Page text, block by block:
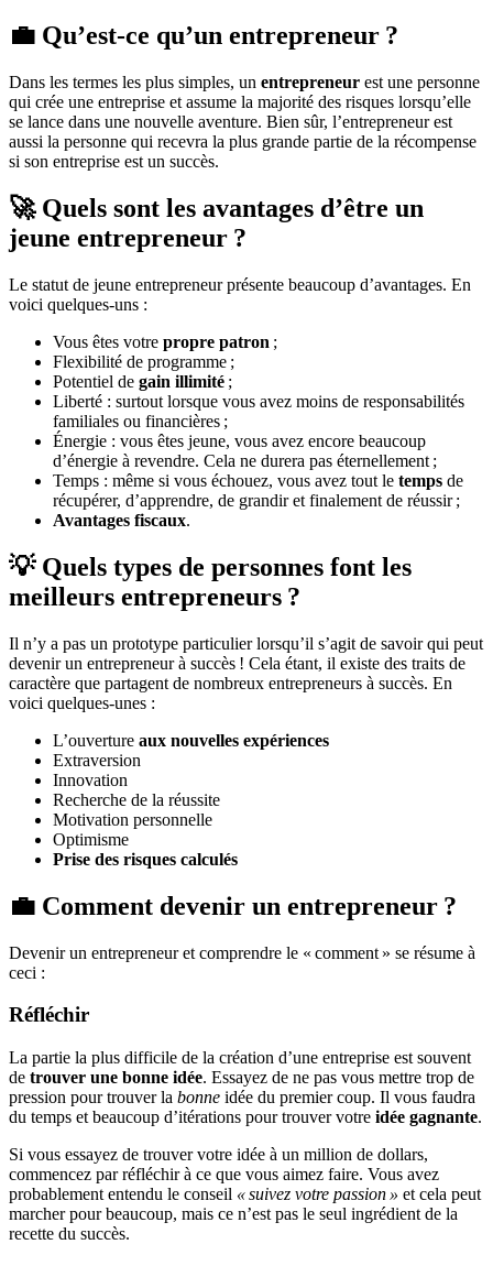
💼 Qu’est-ce qu’un entrepreneur ?
Dans les termes les plus simples, un entrepreneur est une personne
qui crée une entreprise et assume la majorité des risques lorsqu’elle
se lance dans une nouvelle aventure. Bien sûr, l’entrepreneur est
aussi la personne qui recevra la plus grande partie de la récompense
si son entreprise est un succès.
🚀 Quels sont les avantages d’être un
jeune entrepreneur ?
Le statut de jeune entrepreneur présente beaucoup d’avantages. En
voici quelques-uns :
Vous êtes votre propre patron ;
Flexibilité de programme ;
Potentiel de gain illimité ;
Liberté : surtout lorsque vous avez moins de responsabilités
familiales ou financières ;
Énergie : vous êtes jeune, vous avez encore beaucoup
d’énergie à revendre. Cela ne durera pas éternellement ;
Temps : même si vous échouez, vous avez tout le temps de
récupérer, d’apprendre, de grandir et finalement de réussir ;
Avantages fiscaux.
💡 Quels types de personnes font les
meilleurs entrepreneurs ?
Il n’y a pas un prototype particulier lorsqu’il s’agit de savoir qui peut
devenir un entrepreneur à succès ! Cela étant, il existe des traits de
caractère que partagent de nombreux entrepreneurs à succès. En
voici quelques-unes :
L’ouverture aux nouvelles expériences
Extraversion
Innovation
Recherche de la réussite
Motivation personnelle
Optimisme
Prise des risques calculés
💼 Comment devenir un entrepreneur ?
Devenir un entrepreneur et comprendre le « comment » se résume à
ceci :
Réfléchir
La partie la plus difficile de la création d’une entreprise est souvent
de trouver une bonne idée. Essayez de ne pas vous mettre trop de
pression pour trouver la bonne idée du premier coup. Il vous faudra
du temps et beaucoup d’itérations pour trouver votre idée gagnante.
Si vous essayez de trouver votre idée à un million de dollars,
commencez par réfléchir à ce que vous aimez faire. Vous avez
probablement entendu le conseil « suivez votre passion » et cela peut
marcher pour beaucoup, mais ce n’est pas le seul ingrédient de la
recette du succès.